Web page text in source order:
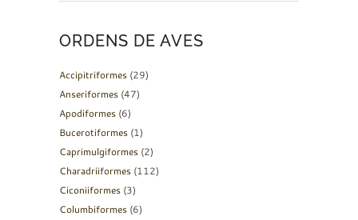
ORDENS DE AVES
Accipitriformes (29)
Anseriformes (47)
Apodiformes (6)
Bucerotiformes (1)
Caprimulgiformes (2)
Charadriiformes (112)
Ciconiiformes (3)
Columbiformes (6)